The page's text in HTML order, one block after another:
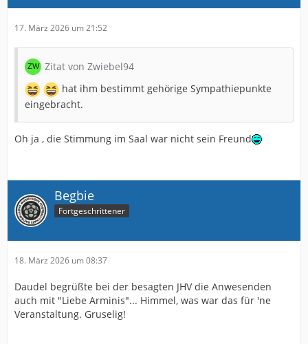
17. März 2026 um 21:52
Zitat von Zwiebel94
hat ihm bestimmt gehörige Sympathiepunkte
eingebracht.
Oh ja , die Stimmung im Saal war nicht sein Freund
Begbie
Fortgeschrittener
18. März 2026 um 08:37
Daudel begrüßte bei der besagten JHV die Anwesenden
auch mit "Liebe Arminis"... Himmel, was war das für 'ne
Veranstaltung. Gruselig!